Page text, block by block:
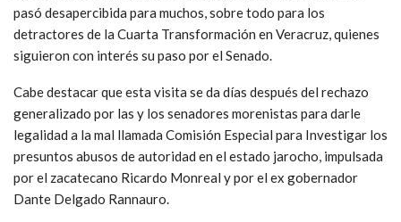
pasó desapercibida para muchos, sobre todo para los
detractores de la Cuarta Transformación en Veracruz, quienes
siguieron con interés su paso por el Senado.
Cabe destacar que esta visita se da días después del rechazo
generalizado por las y los senadores morenistas para darle
legalidad a la mal llamada Comisión Especial para Investigar los
presuntos abusos de autoridad en el estado jarocho, impulsada
por el zacatecano Ricardo Monreal y por el ex gobernador
Dante Delgado Rannauro.